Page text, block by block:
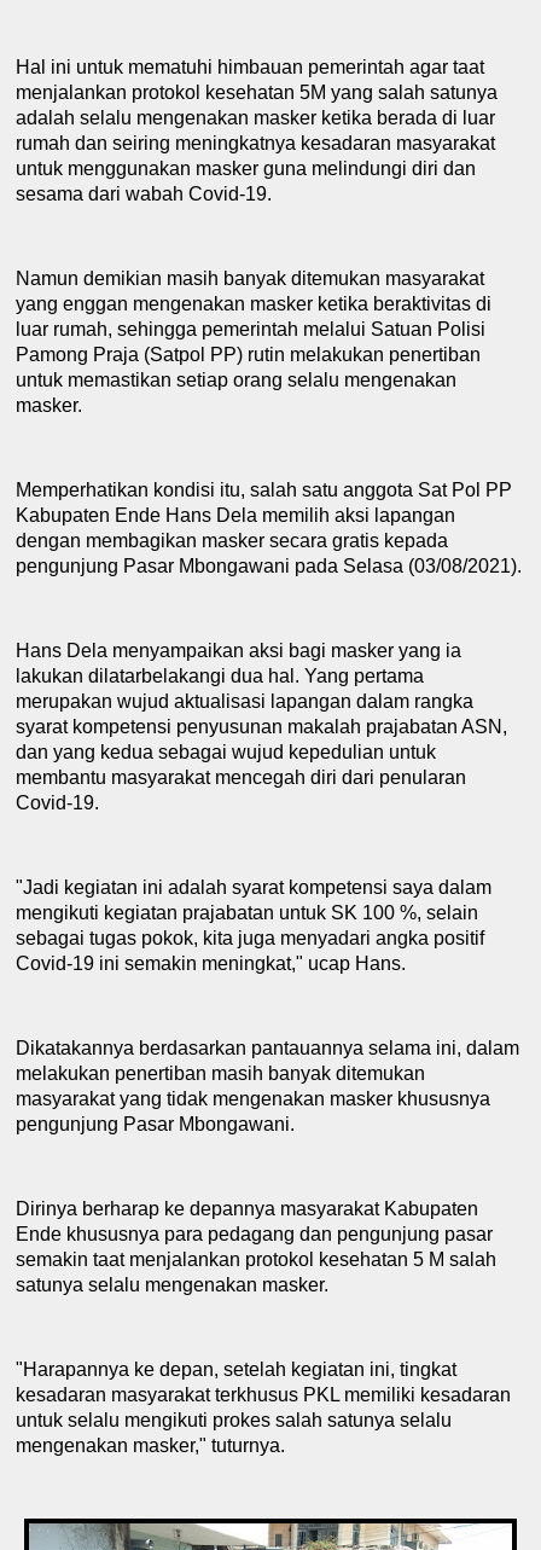
Hal ini untuk mematuhi himbauan pemerintahagar taat
menjalankan protokol kesehatan 5M yang salah satunya
adalah selalu mengenakan masker ketika berada di luar
rumah dan seiring meningkatnya kesadaran masyarakat
untuk menggunakan masker guna melindungi diri dan
sesama dari wabahCovid-19.
Namun demikian masih banyak ditemukan masyarakat
yang enggan mengenakan masker ketika beraktivitas di
luar rumah, sehingga pemerintah melalui Satuan Polisi
Pamong Praja (Satpol PP) rutin melakukan penertiban
untuk memastikan setiap orang selalu mengenakan
masker.
Memperhatikan kondisi itu, salah satu anggota Sat Pol PP
Kabupaten Ende Hans Dela memilih aksi lapangan
dengan membagikan masker secara gratis kepada
pengunjung Pasar Mbongawani pada Selasa (03/08/2021).
Hans Dela menyampaikan aksi bagi masker yang ia
lakukan dilatarbelakangi dua hal. Yang pertama
merupakan wujud aktualisasi lapangan dalam rangka
syarat kompetensi penyusunan makalah prajabatan ASN,
dan yang kedua sebagai wujud kepedulian untuk
membantu masyarakat mencegah diri dari penularan
Covid-19.
"Jadi kegiatan ini adalah syarat kompetensi saya dalam
mengikuti kegiatan prajabatan untuk SK 100 %, selain
sebagai tugas pokok, kita juga menyadari angka positif
Covid-19 ini semakin meningkat," ucap Hans.
Dikatakannya berdasarkan pantauannya selama ini, dalam
melakukan penertiban masih banyak ditemukan
masyarakat yang tidak mengenakan masker khususnya
pengunjung Pasar Mbongawani.
Dirinya berharap ke depannya masyarakat Kabupaten
Ende khususnya para pedagang dan pengunjung pasar
semakin taat menjalankan protokol kesehatan 5 M salah
satunya selalu mengenakan masker.
"Harapannya ke depan, setelah kegiatan ini, tingkat
kesadaran masyarakat terkhusus PKL memiliki kesadaran
untuk selalu mengikuti prokes salah satunya selalu
mengenakan masker," tuturnya.